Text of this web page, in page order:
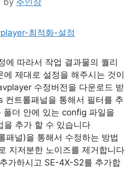
에 따라서 작업 결과물의 퀄리
에 제대로 설정을 해주시는 것이
수정버전을 다운로드 받
컨트롤패널을 통해서 필터를 추
폴더 안에 있는 config 파일을
을 추가 할 수 있습니다
패널)을 통해서 수정하는 방법
지저분한 노이즈를 제거합니다
가하시고 SE-4X-S2를 추가합